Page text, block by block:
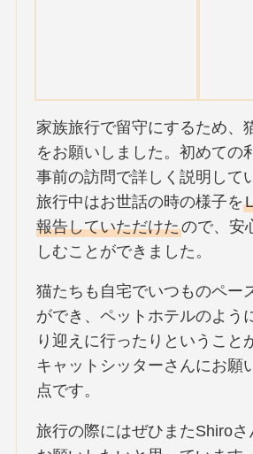
家族旅行で留守にするため、
をお願いしました。初めての
事前の訪問で詳しく説明して
旅行中はお世話の時の様子を
報告していただけたので、安
しむことができました。
猫たちも自宅でいつものペー
ができ、ペットホテルのよう
り迎えに行ったりということ
キャットシッターさんにお願
点です。
旅行の際にはぜひまたShiroさ